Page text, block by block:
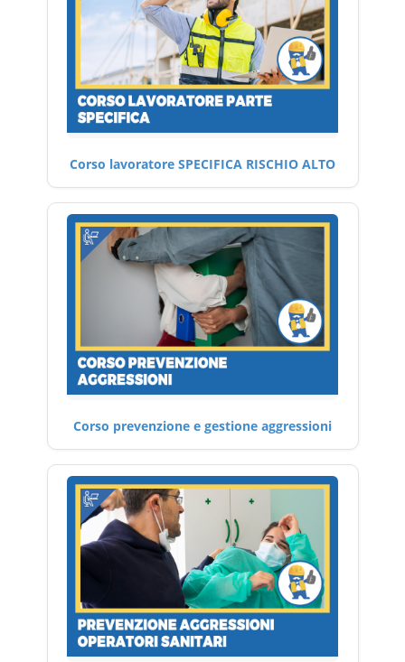
Corso lavoratore SPECIFICA RISCHIO ALTO
Corso prevenzione e gestione aggressioni